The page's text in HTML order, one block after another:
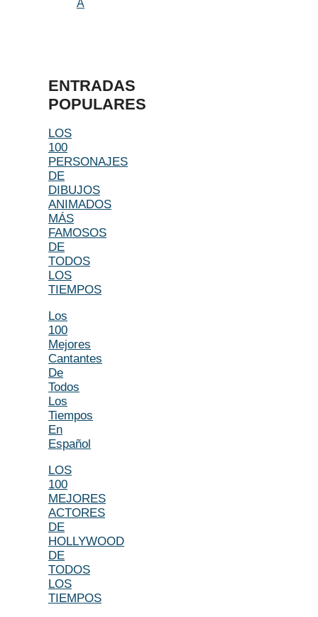
A
ENTRADAS
POPULARES
LOS
100
PERSONAJES
DE
DIBUJOS
ANIMADOS
MÁS
FAMOSOS
DE
TODOS
LOS
TIEMPOS
Los
100
Mejores
Cantantes
De
Todos
Los
Tiempos
En
Español
LOS
100
MEJORES
ACTORES
DE
HOLLYWOOD
DE
TODOS
LOS
TIEMPOS